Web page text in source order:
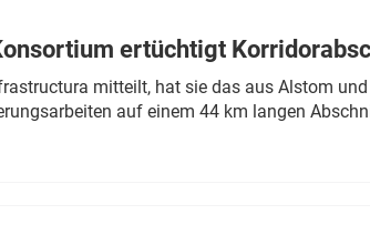
ertüchtigt
mitteilt, hat sie das aus Alstom
auf einem 44 km langen